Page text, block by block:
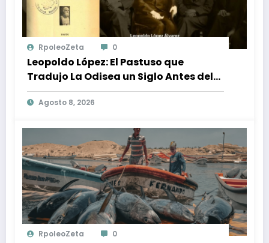
RpoleoZeta 0
Leopoldo López: El Pastuso que
Tradujo La Odisea un Siglo Antes del
Fenómeno Cinematográfico
Agosto 8, 2026
RpoleoZeta 0